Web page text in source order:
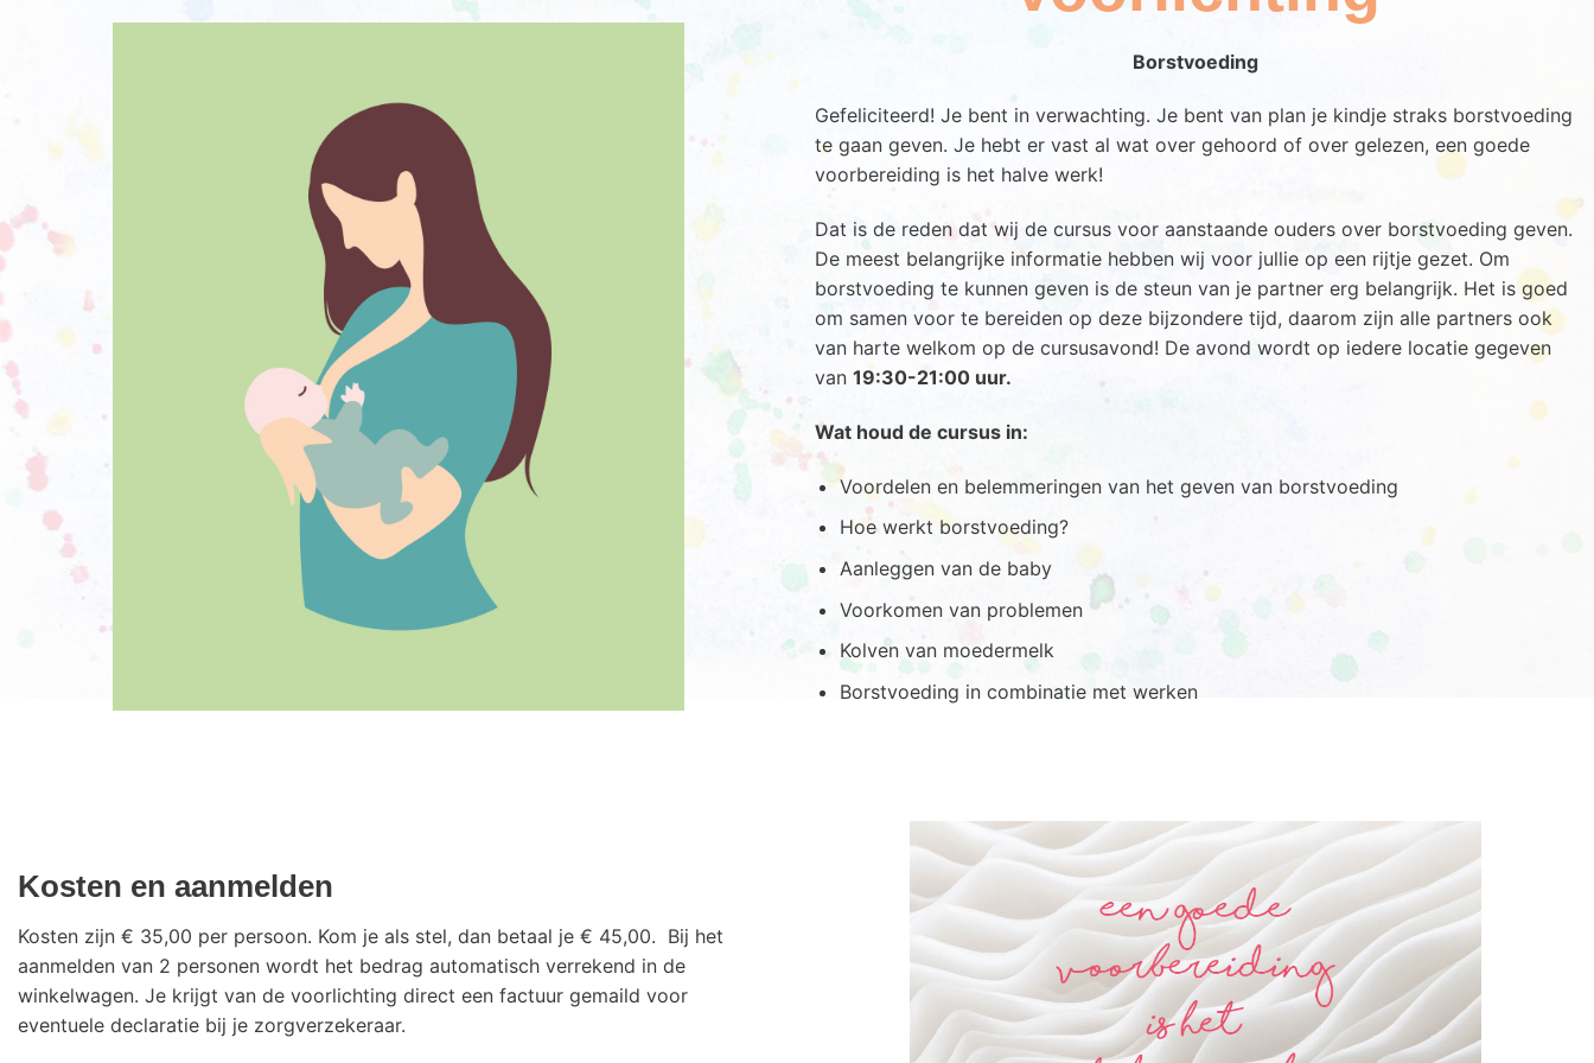
Borstvoeding
Gefeliciteerd! Je bent in verwachting. Je bent van plan je kindje straks borstvoeding
te gaan geven. Je hebt er vast al wat over gehoord of over gelezen, een goede
voorbereiding is het halve werk!
Dat is de reden dat wij de cursus voor aanstaande ouders over borstvoeding geven.
De meest belangrijke informatie hebben wij voor jullie op een rijtje gezet. Om
borstvoeding te kunnen geven is de steun van je partner erg belangrijk. Het is goed
om samen voor te bereiden op deze bijzondere tijd, daarom zijn alle partners ook
van harte welkom op de cursusavond! De avond wordt op iedere locatie gegeven
van 19:30-21:00 uur.
Wat houd de cursus in:
Voordelen en belemmeringen van het geven van borstvoeding
Hoe werkt borstvoeding?
Aanleggen van de baby
Voorkomen van problemen
Kolven van moedermelk
Borstvoeding in combinatie met werken
Kosten en aanmelden
Kosten zijn € 35,00 per persoon. Kom je als stel, dan betaal je € 45,00. Bij het
aanmelden van 2 personen wordt het bedrag automatisch verrekend in de
winkelwagen. Je krijgt van de voorlichting direct een factuur gemaild voor
eventuele declaratie bij je zorgverzekeraar.